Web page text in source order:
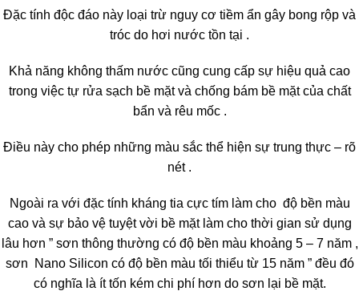
Đặc tính độc đáo này loại trừ nguy cơ tiềm ẩn gây bong rộp và
tróc do hơi nước tồn tại .
Khả năng không thấm nước cũng cung cấp sự hiệu quả cao
trong việc tự rửa sạch bề mặt và chống bám bề mặt của chất
bẩn và rêu mốc .
Điều này cho phép những màu sắc thể hiện sự trung thực – rõ
nét .
Ngoài ra với đặc tính kháng tia cực tím làm cho độ bền màu
cao và sự bảo vệ tuyệt vời bề mặt làm cho thời gian sử dụng
lâu hơn ” sơn thông thường có độ bền màu khoảng 5 – 7 năm ,
sơn Nano Silicon có độ bền màu tối thiểu từ 15 năm ” đều đó
có nghĩa là ít tốn kém chi phí hơn do sơn lại bề mặt.